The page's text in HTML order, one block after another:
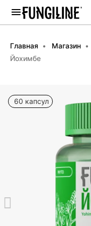
Главная Магазин
Йохимбе
60 капсул